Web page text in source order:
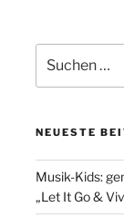
nach:
NEUESTE
Musik-Kids:
„Let It Go &